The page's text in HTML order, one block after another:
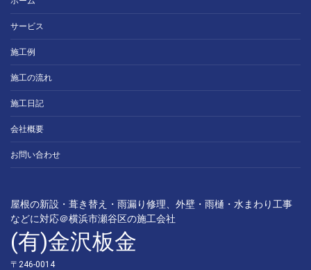
サービス
施工例
施工の流れ
施工日記
会社概要
お問い合わせ
屋根の新設・葺き替え・雨漏り修理、外壁・雨樋・水まわり工事
などに対応＠横浜市瀬谷区の施工会社
(有)金沢板金
〒246-0014